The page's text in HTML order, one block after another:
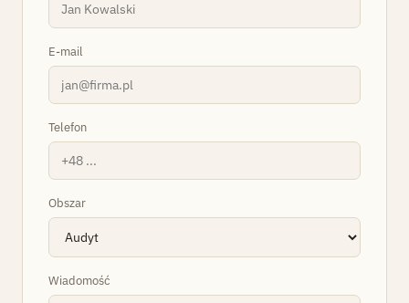
E-mail
Telefon
Obszar
Wiadomość